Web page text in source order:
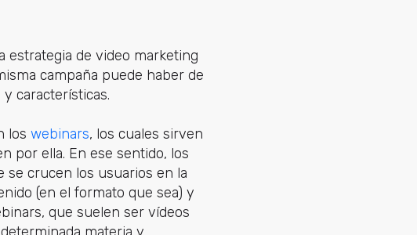
estrategia de video marketing
campaña puede haber de
características.
los webinars, los cuales sirven
por ella. En ese sentido, los
se crucen los usuarios en la
(en el formato que sea) y
que suelen ser vídeos